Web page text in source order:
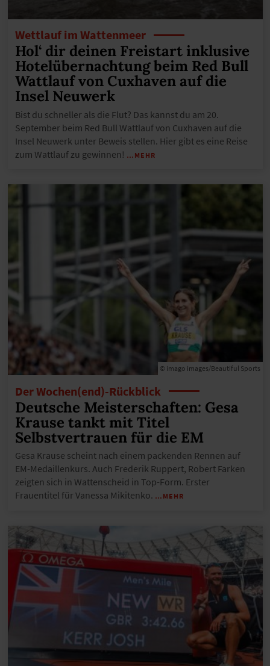
Wettlauf im Wattenmeer
Hol‘ dir deinen Freistart inklusive
Hotelübernachtung beim Red Bull
Wattlauf von Cuxhaven auf die
Insel Neuwerk
Bist du schneller als die Flut? Das kannst du am 20.
September beim Red Bull Wattlauf von Cuxhaven auf die
Insel Neuwerk unter Beweis stellen. Hier gibt es eine Reise
zum Wattlauf zu gewinnen! …MEHR
© imago images/Beautiful Sports
Der Wochen(end)-Rückblick
Deutsche Meisterschaften: Gesa
Krause tankt mit Titel
Selbstvertrauen für die EM
Gesa Krause scheint nach einem packenden Rennen auf
EM-Medaillenkurs. Auch Frederik Ruppert, Robert Farken
zeigten sich in Wattenscheid in Top-Form. Erster
Frauentitel für Vanessa Mikitenko. …MEHR